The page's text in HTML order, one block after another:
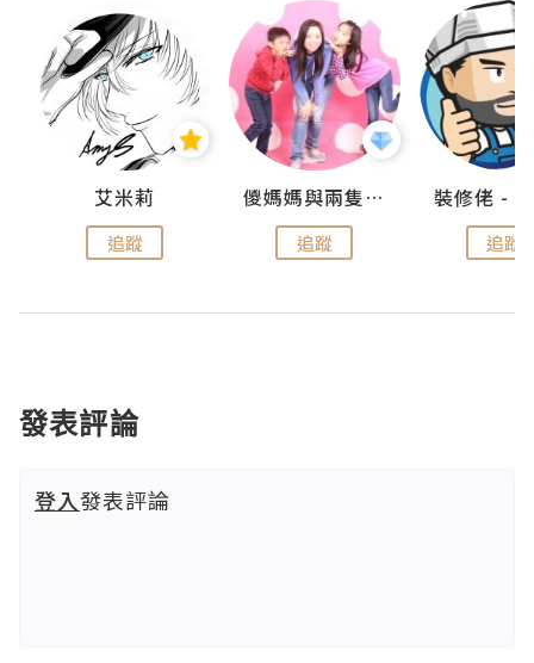
艾米莉
追蹤
儍媽媽與兩隻小魔怪之家
追蹤 追蹤
發表評論
登入發表評論